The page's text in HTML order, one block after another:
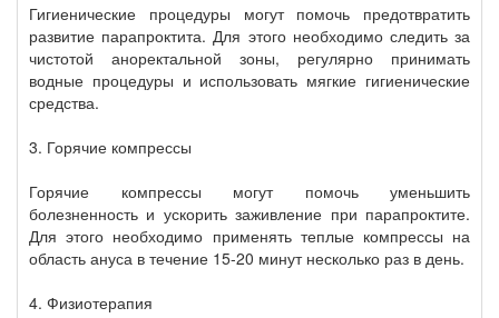
Гигиенические процедуры могут помочь предотвратить
развитие парапроктита. Для этого необходимо следить за
чистотой аноректальной зоны, регулярно принимать
водные процедуры и использовать мягкие гигиенические
средства.
3. Горячие компрессы
Горячие компрессы могут помочь уменьшить
болезненность и ускорить заживление при парапроктите.
Для этого необходимо применять теплые компрессы на
область ануса в течение 15-20 минут несколько раз в день.
4. Физиотерапия